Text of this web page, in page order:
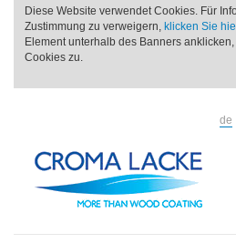
Diese Website verwendet Cookies. Für
Zustimmung zu verweigern, klicken Sie
Element unterhalb des Banners
Cookies zu.
de